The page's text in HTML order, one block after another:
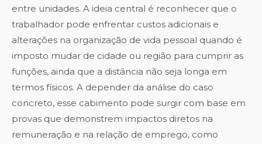
entre unidades. A ideia central é reconhecer que o
trabalhador pode enfrentar custos adicionais e
alterações na organização de vida pessoal quando é
imposto mudar de cidade ou região para cumprir as
funções, ainda que a distância não seja longa em
termos físicos. A depender da análise do caso
concreto, esse cabimento pode surgir com base em
provas que demonstrem impactos diretos na
remuneração e na relação de emprego, como